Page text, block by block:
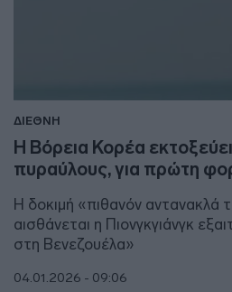
ΔΙΕΘΝΗ
Η Βόρεια Κορέα
πυραύλους, για πρώτη
Η δοκιμή «πιθανόν αντανακλά
αισθάνεται η Πιονγκγιάνγκ
στη Βενεζουέλα»
04.01.2026 - 09:06